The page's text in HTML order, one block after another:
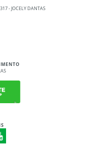
- JOCELY DANTAS